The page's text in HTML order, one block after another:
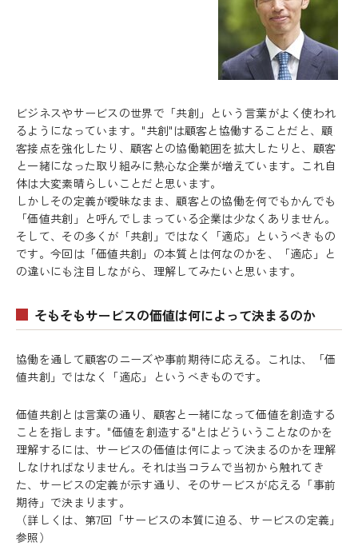
ビジネスやサービスの世界で「共創」という言葉がよく使われ
るようになっています。"共創"は顧客と協働することだと、顧
客接点を強化したり、顧客との協働範囲を拡大したりと、顧客
と一緒になった取り組みに熱心な企業が増えています。これ自
体は大変素晴らしいことだと思います。
しかしその定義が曖昧なまま、顧客との協働を何でもかんでも
「価値共創」と呼んでしまっている企業は少なくありません。
そして、その多くが「共創」ではなく「適応」というべきもの
です。今回は「価値共創」の本質とは何なのかを、「適応」と
の違いにも注目しながら、理解してみたいと思います。
そもそもサービスの価値は何によって決まるのか
協働を通して顧客のニーズや事前期待に応える。これは、「価
値共創」ではなく「適応」というべきものです。
価値共創とは言葉の通り、顧客と一緒になって価値を創造する
ことを指します。"価値を創造する"とはどういうことなのかを
理解するには、サービスの価値は何によって決まるのかを理解
しなければなりません。それは当コラムで当初から触れてき
た、サービスの定義が示す通り、そのサービスが応える「事前
期待」で決まります。
（詳しくは、第7回「サービスの本質に迫る、サービスの定義」
参照）